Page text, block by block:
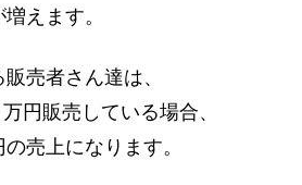
えます。
売者さん達は、
円販売している場合、
売上になります。